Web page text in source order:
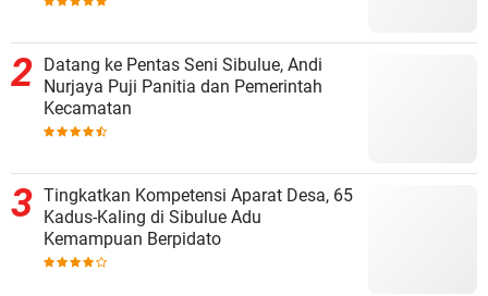
Datang ke Pentas Seni Sibulue, Andi
Nurjaya Puji Panitia dan Pemerintah
Kecamatan
Tingkatkan Kompetensi Aparat Desa, 65
Kadus-Kaling di Sibulue Adu
Kemampuan Berpidato